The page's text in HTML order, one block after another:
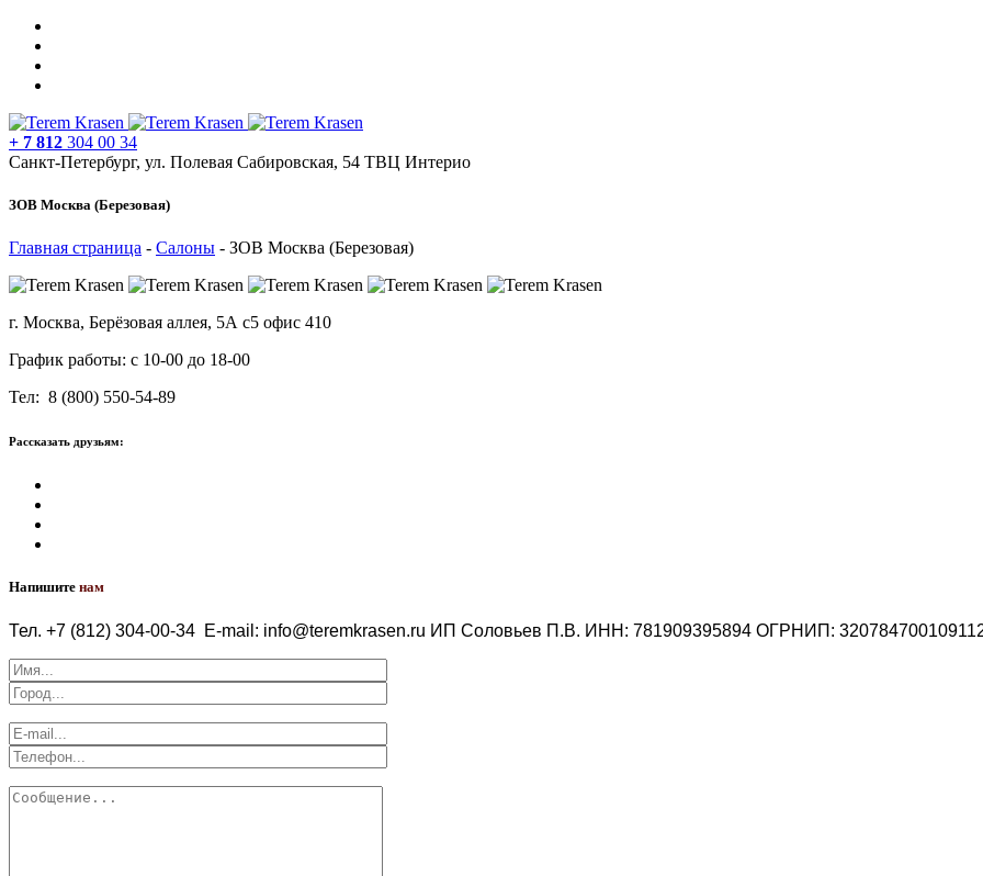
+ 7 812 304 00 34
Санкт-Петербург, ул. Полевая Сабировская, 54 ТВЦ Интерио
ЗОВ Москва (Березовая)
Главная страница - Салоны - ЗОВ Москва (Березовая)
г. Москва, Берёзовая аллея, 5А с5 офис 410
График работы: с 10-00 до 18-00
Тел: 8 (800) 550-54-89
Рассказать друзьям:
Напишите нам
Тел. +7 (812) 304-00-34 E-mail: info@teremkrasen.ru ИП Соловьев П.В. ИНН: 781909395894 ОГРНИП: